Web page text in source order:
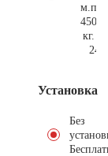
м.п.
450
кг.
Установка
Без